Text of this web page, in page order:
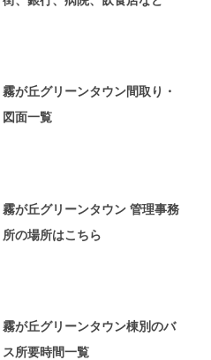
霧が丘グリーンタウン間取り・
図面一覧
霧が丘グリーンタウン 管理事務
所の場所はこちら
霧が丘グリーンタウン棟別のバ
ス所要時間一覧